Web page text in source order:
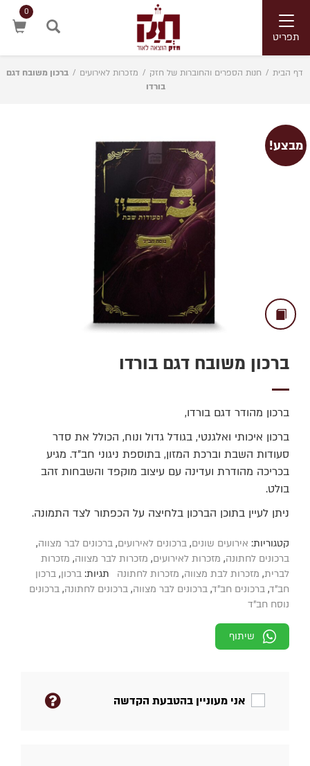
Toggle
navigationתפריט
0
דף הבית / חנות הספרים והחוברות של חזק / מזכרות לאירועים / ברכון משובח דגם
בורדו
מבצע!
ברכון משובח דגם בורדו
ברכון מהודר דגם בורדו,
ברכון איכותי ואלגנטי, בגודל גדול ונוח, הכולל את סדר
סעודות השבת וברכת המזון, בתוספת ניגוני חב"ד. מגיע
בכריכה מהודרת ועדינה עם עיצוב מוקפד והשבחות זהב
בולט.
ניתן לעיין בתוכן הברכון בלחיצה על הכפתור לצד התמונה.
קטגוריות: אירועים שונים, ברכונים לאירועים, ברכונים לבר מצווה,
ברכונים לחתונה, מזכרות לאירועים, מזכרות לבר מצווה, מזכרות
לברית, מזכרות לבת מצווה, מזכרות לחתונה תגיות: ברכון, ברכון
חב"ד, ברכונים חב"ד, ברכונים לבר מצווה, ברכונים לחתונה, ברכונים
נוסח חב"ד
שיתוף
אני מעוניין בהטבעת הקדשה